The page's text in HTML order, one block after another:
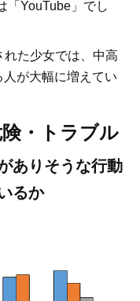
「YouTube」でし
た少女では、中高
が大幅に増えてい
・トラブル
ありそうな行動
るか